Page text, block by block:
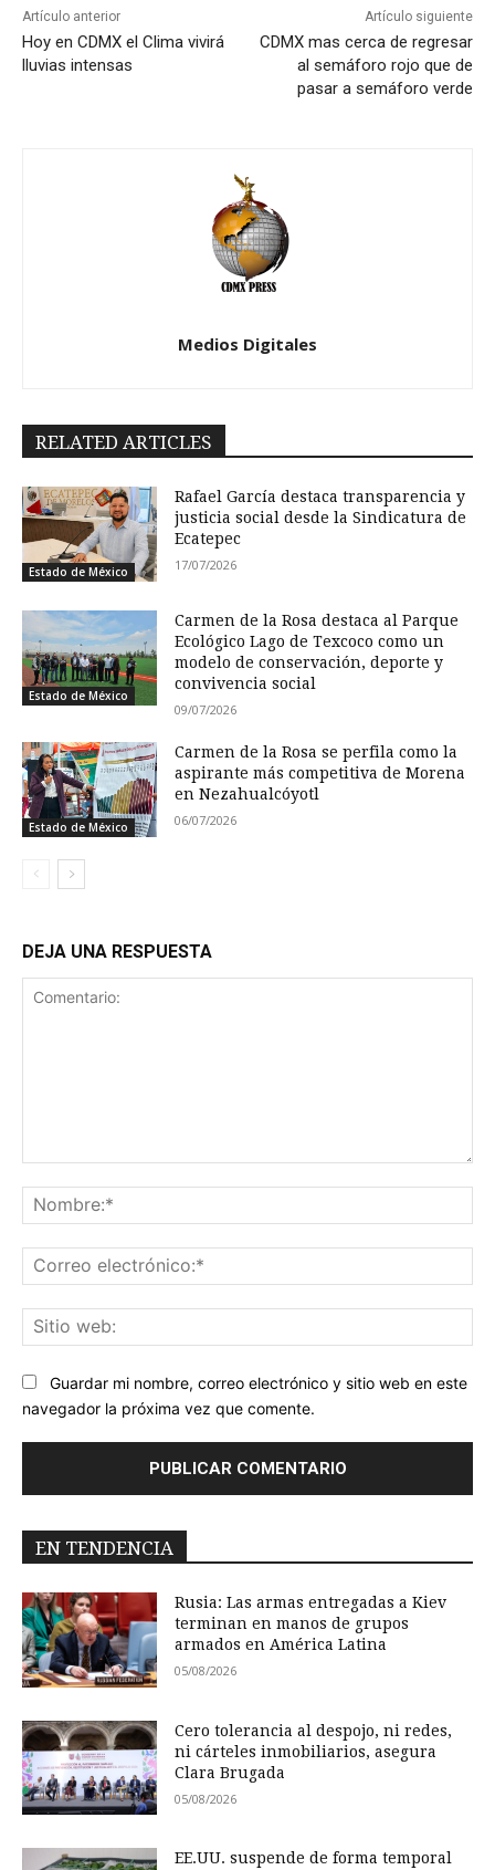
Artículo anterior
Hoy en CDMX el Clima vivirá
lluvias intensas
Artículo siguiente
CDMX mas cerca de regresar
al semáforo rojo que de
pasar a semáforo verde
Medios Digitales
RELATED ARTICLES
Estado de México
Rafael García destaca transparencia y
justicia social desde la Sindicatura de
Ecatepec
17/07/2026
Estado de México
Carmen de la Rosa destaca al Parque
Ecológico Lago de Texcoco como un
modelo de conservación, deporte y
convivencia social
09/07/2026
Estado de México
Carmen de la Rosa se perfila como la
aspirante más competitiva de Morena
en Nezahualcóyotl
06/07/2026
DEJA UNA RESPUESTA
Guardar mi nombre, correo electrónico y sitio web en este
navegador la próxima vez que comente.
EN TENDENCIA
Rusia: Las armas entregadas a Kiev
terminan en manos de grupos
armados en América Latina
05/08/2026
Cero tolerancia al despojo, ni redes,
ni cárteles inmobiliarios, asegura
Clara Brugada
05/08/2026
EE.UU. suspende de forma temporal